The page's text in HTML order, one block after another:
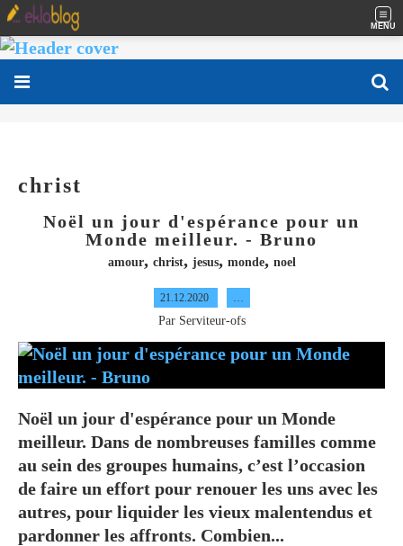
MENU
christ
Noël un jour d'espérance pour un
Monde meilleur. - Bruno
amour, christ, jesus, monde, noel
21.12.2020 …
Par Serviteur-ofs
Noël un jour d'espérance pour un Monde
meilleur. Dans de nombreuses familles comme
au sein des groupes humains, c’est l’occasion
de faire un effort pour renouer les uns avec les
autres, pour liquider les vieux malentendus et
pardonner les affronts. Combien...